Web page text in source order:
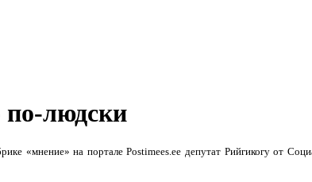
по-людски
«мнение» на портале Postimees.ee депутат Рийгикогу от